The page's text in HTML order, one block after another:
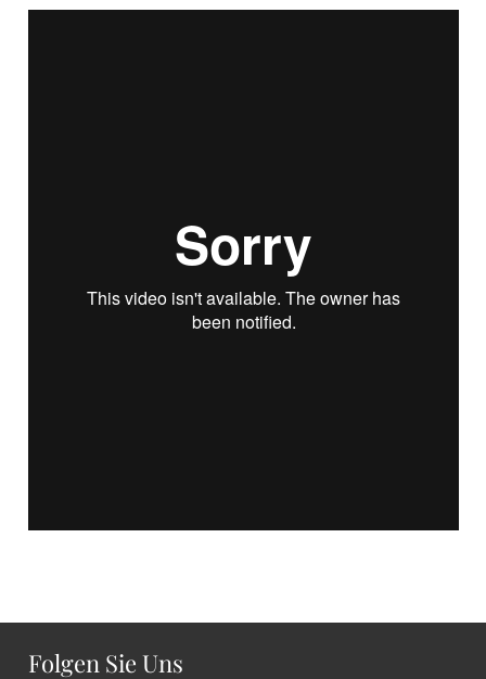
Folgen Sie Uns